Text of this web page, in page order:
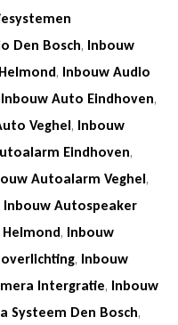
Den Bosch, Inbouw
, Inbouw Audio
Inbouw Auto Eindhoven,
Veghel, Inbouw
Eindhoven,
Autoalarm Veghel,
Inbouw Autospeaker
, Inbouw
, Inbouw
Intergratie, Inbouw
Systeem Den Bosch,